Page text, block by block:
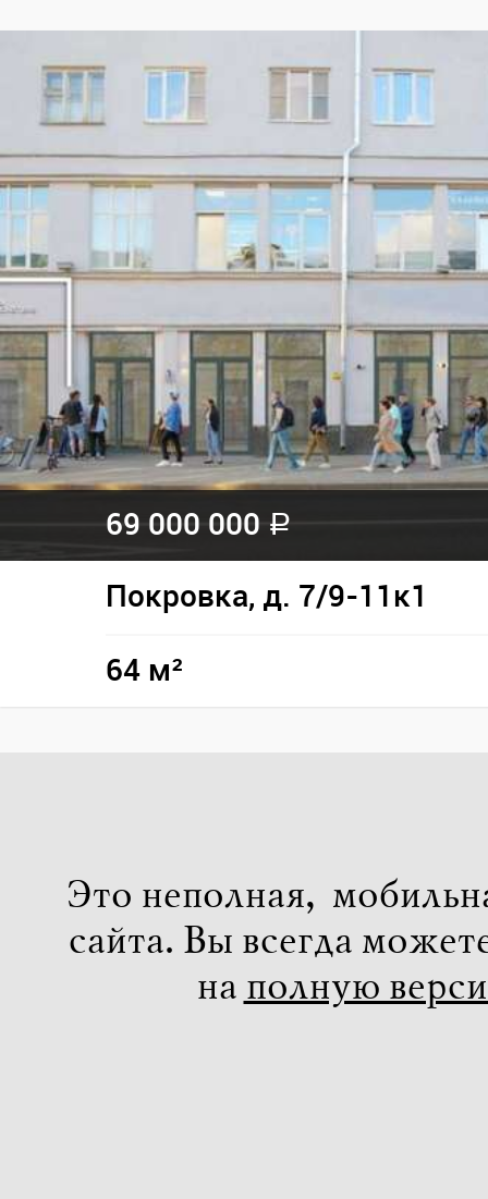
69 000 000 a
Покровка, д. 7/9-11к1
64 м²
Это неполная,
сайта. Вы всегда
на полную